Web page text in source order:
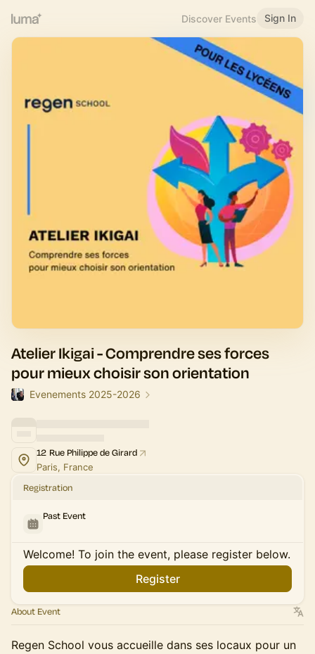
Discover Events Sign In
Atelier Ikigai - Comprendre ses forces
pour mieux choisir son orientation
Evenements 2025-2026
12 Rue Philippe de Girard
Paris, France
Registration
Past Event
Welcome! To join the event, please register below.
Register
About Event
Regen School vous accueille dans ses locaux pour un